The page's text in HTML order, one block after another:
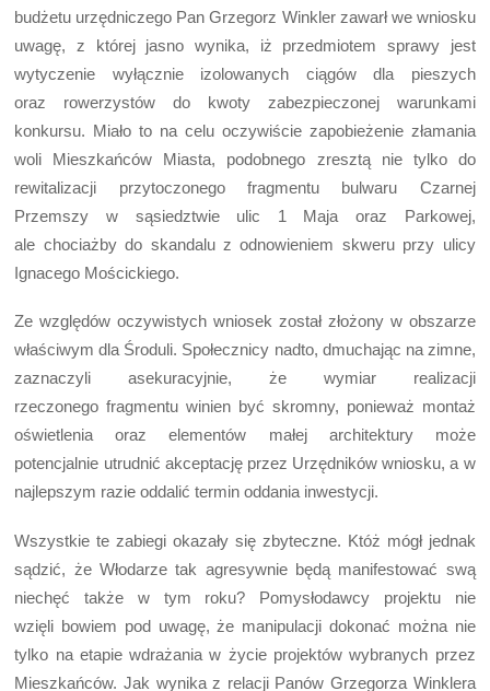
budżetu urzędniczego Pan Grzegorz Winkler zawarł we wniosku
uwagę, z której jasno wynika, iż przedmiotem sprawy jest
wytyczenie wyłącznie izolowanych ciągów dla pieszych
oraz rowerzystów do kwoty zabezpieczonej warunkami
konkursu. Miało to na celu oczywiście zapobieżenie złamania
woli Mieszkańców Miasta, podobnego zresztą nie tylko do
rewitalizacji przytoczonego fragmentu bulwaru Czarnej
Przemszy w sąsiedztwie ulic 1 Maja oraz Parkowej,
ale chociażby do skandalu z odnowieniem skweru przy ulicy
Ignacego Mościckiego.
Ze względów oczywistych wniosek został złożony w obszarze
właściwym dla Środuli. Społecznicy nadto, dmuchając na zimne,
zaznaczyli asekuracyjnie, że wymiar realizacji
rzeczonego fragmentu winien być skromny, ponieważ montaż
oświetlenia oraz elementów małej architektury może
potencjalnie utrudnić akceptację przez Urzędników wniosku, a w
najlepszym razie oddalić termin oddania inwestycji.
Wszystkie te zabiegi okazały się zbyteczne. Któż mógł jednak
sądzić, że Włodarze tak agresywnie będą manifestować swą
niechęć także w tym roku? Pomysłodawcy projektu nie
wzięli bowiem pod uwagę, że manipulacji dokonać można nie
tylko na etapie wdrażania w życie projektów wybranych przez
Mieszkańców. Jak wynika z relacji Panów Grzegorza Winklera